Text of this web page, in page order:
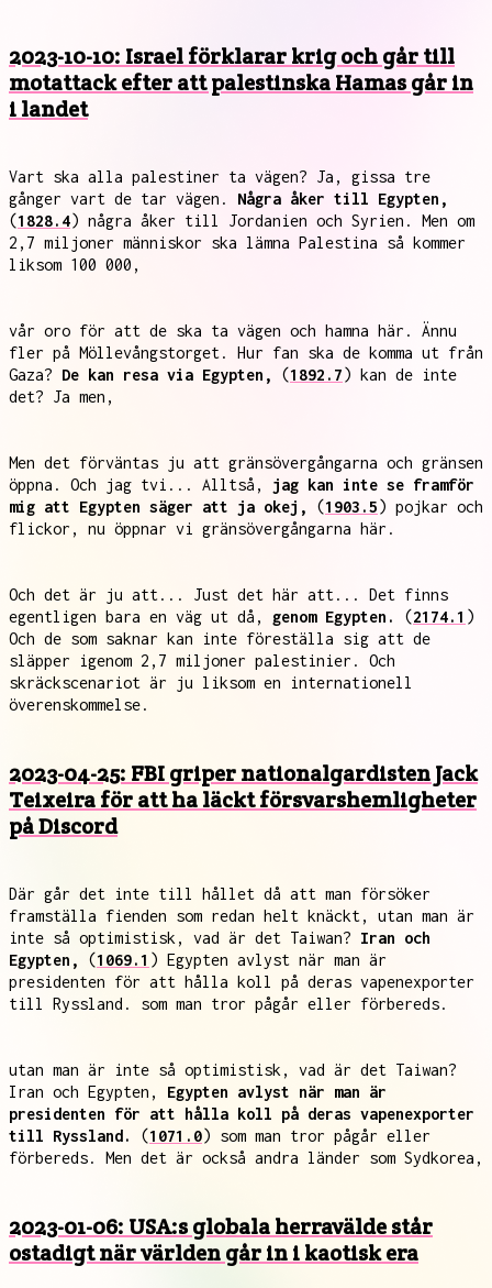
2023-10-10: Israel förklarar krig och går till
motattack efter att palestinska Hamas går in
i landet
Vart ska alla palestiner ta vägen? Ja, gissa tre
gånger vart de tar vägen. Några åker till Egypten,
(1828.4) några åker till Jordanien och Syrien. Men om
2,7 miljoner människor ska lämna Palestina så kommer
liksom 100 000,
vår oro för att de ska ta vägen och hamna här. Ännu
fler på Möllevångstorget. Hur fan ska de komma ut från
Gaza? De kan resa via Egypten, (1892.7) kan de inte
det? Ja men,
Men det förväntas ju att gränsövergångarna och gränsen
öppna. Och jag tvi... Alltså, jag kan inte se framför
mig att Egypten säger att ja okej,
(1903.5) pojkar och
flickor, nu öppnar vi gränsövergångarna här.
Och det är ju att... Just det här att... Det finns
egentligen bara en väg ut då, genom Egypten. (2174.1 )
Och de som saknar kan inte föreställa sig att de
släpper igenom 2,7 miljoner palestinier. Och
skräckscenariot är ju liksom en internationell
överenskommelse.
2023-04-25: FBI griper nationalgardisten Jack
Teixeira för att ha läckt försvarshemligheter
på Discord
Där går det inte till hållet då att man försöker
framställa fienden som redan helt knäckt, utan man är
inte så optimistisk, vad är det Taiwan? Iran och
Egypten,
(1069.1 ) Egypten avlyst när man är
presidenten för att hålla koll på deras vapenexporter
till Ryssland. som man tror pågår eller förbereds.
utan man är inte så optimistisk, vad är det Taiwan?
Iran och Egypten, Egypten avlyst när man är
presidenten för att hålla koll på deras vapenexporter
till Ryssland.
(1071.0) som man tror pågår eller
förbereds. Men det är också andra länder som Sydkorea,
2023-01-06: USA:s globala herravälde står
ostadigt när världen går in i kaotisk era